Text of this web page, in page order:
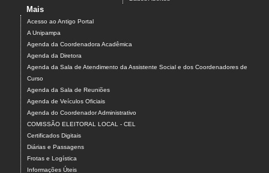
Mais
Acesso ao Antigo Portal
A Unipampa
Agenda da Coordenadora Acadêmica
Agenda da Diretora
Agenda da Sala de Atendimento da Assistente Social e dos Coordenadores de
Curso
Agenda da Sala de Reuniões
Agenda de Veículos Oficiais
Agenda do Coordenador Administrativo
COMISSÃO ELEITORAL LOCAL - CEL
Certificados Digitais
Diárias e Passagens
Frotas e Logística
Informações Úteis